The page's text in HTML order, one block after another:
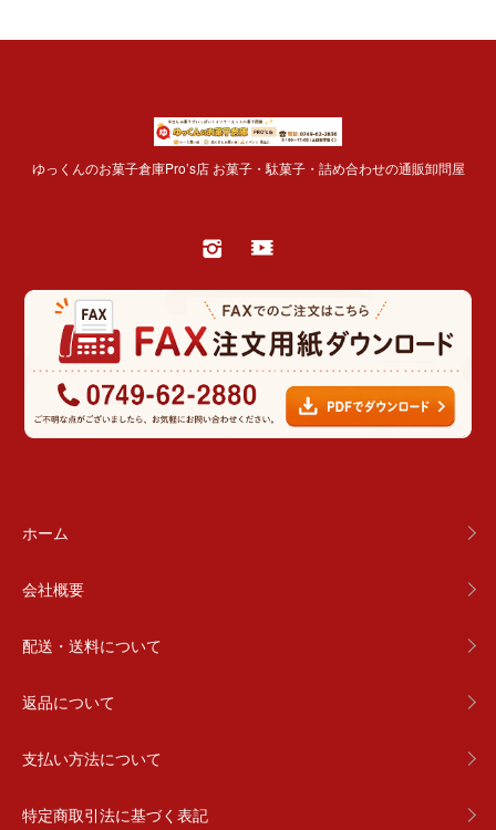
ゆっくんのお菓子倉庫Pro’s店 お菓子・駄菓子・詰め合わせの通販卸問屋
ホーム
会社概要
配送・送料について
返品について
支払い方法について
特定商取引法に基づく表記